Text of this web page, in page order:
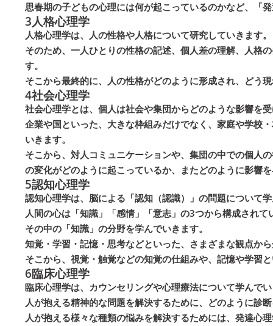
思春期の子どもの心理には何が起こっているのかなど、「
3人格心理学
人格心理学は、人の性格や人格について研究していきます。
そのため、一人ひとりの性格の記述、個人差の理解、人格
す。
そこから最終的に、人の性格がどのように形成され、どう
4社会心理学
社会心理学とは、個人は社会や集団からどのような影響を
企業や国といった、大きな枠組みだけでなく、家庭や学校
いきます。
そこから、対人コミュニケーションや、集団の中での個人
の変化がどのように起こっているか、またどのように影響
5認知心理学
認知心理学は、脳による「認知（認識）」の問題について
人間の心は「知識」「感情」「意志」の3つから構成されて
その中の「知識」の分野を学んでいきます。
知覚・学習・記憶・思考などといった、さまざまな観点か
そこから、視覚・触覚などの知覚の仕組みや、記憶や学習
6臨床心理学
臨床心理学は、カウンセリングや心理療法について学んで
人が抱える精神的な問題を解決するために、どのように診
人が抱える様々な種類の悩みを解決するためには、発達心